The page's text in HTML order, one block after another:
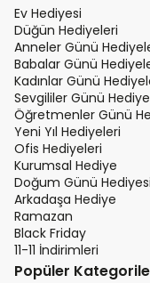
Ev Hediyesi
Düğün Hediyeleri
Anneler Günü
Babalar Günü
Kadınlar Günü
Sevgililer Günü
Öğretmenler Günü
Yeni Yıl Hediyeleri
Ofis Hediyeleri
Kurumsal Hediye
Doğum Günü Hediyesi
Arkadaşa Hediye
Ramazan
Black Friday
11-11 İndirimleri
Popüler